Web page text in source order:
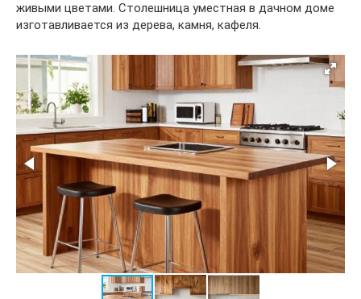
живыми цветами. Столешница уместная в дачном доме
изготавливается из дерева, камня, кафеля.